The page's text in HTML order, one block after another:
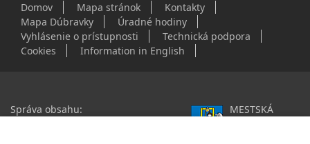
Domov Mapa stránok
Kontakty
Mapa Dúbravky
Úradné hodiny
Vyhlásenie o prístupnosti
Technická podpora
Cookies
Information in English
Správa obsahu:
MESTSKÁ